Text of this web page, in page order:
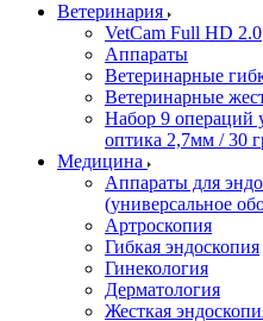
Ветеринария
VetCam Full HD 2.0
Аппараты
Ветеринарные
Ветеринарные
Набор 9 операций
оптика 2,7мм / 30
Медицина
Аппараты для
(универсальное
Артроскопия
Гибкая эндоскопия
Гинекология
Дерматология
Жесткая